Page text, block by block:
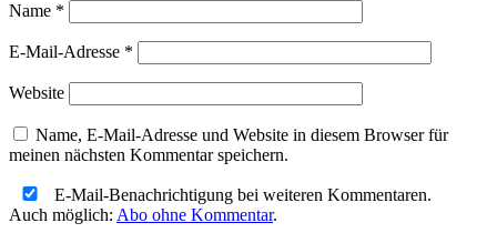
Name *
E-Mail-Adresse *
Website
Name, E-Mail-Adresse und Website in diesem Browser für
meinen nächsten Kommentar speichern.
E-Mail-Benachrichtigung bei weiteren Kommentaren.
Auch möglich: Abo ohne Kommentar.